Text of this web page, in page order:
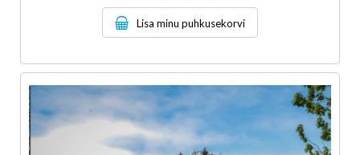
Lisa minu puhkusekorvi